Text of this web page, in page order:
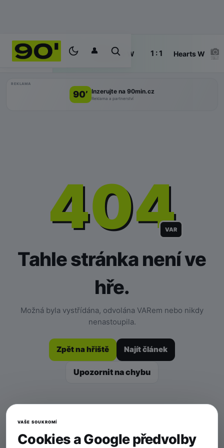
👤
ŽIVĚ 70' Køge W 1 : 1 Hearts W
REKLAMA
90’ Inzerujte na 90min.cz
Reklama a partnerství
404
VAR
Tahle stránka není ve
hře.
Možná byla vystřídána, odvolána VARem nebo nikdy
nenastoupila.
Zpět na hřiště Najít článek
Upozornit na chybu
VAŠE SOUKROMÍ
Cookies a Google předvolby